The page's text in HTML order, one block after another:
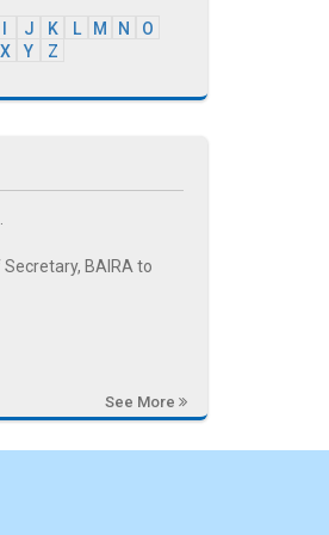
J K L M N
O
X Y Z
BAIRA to
See More